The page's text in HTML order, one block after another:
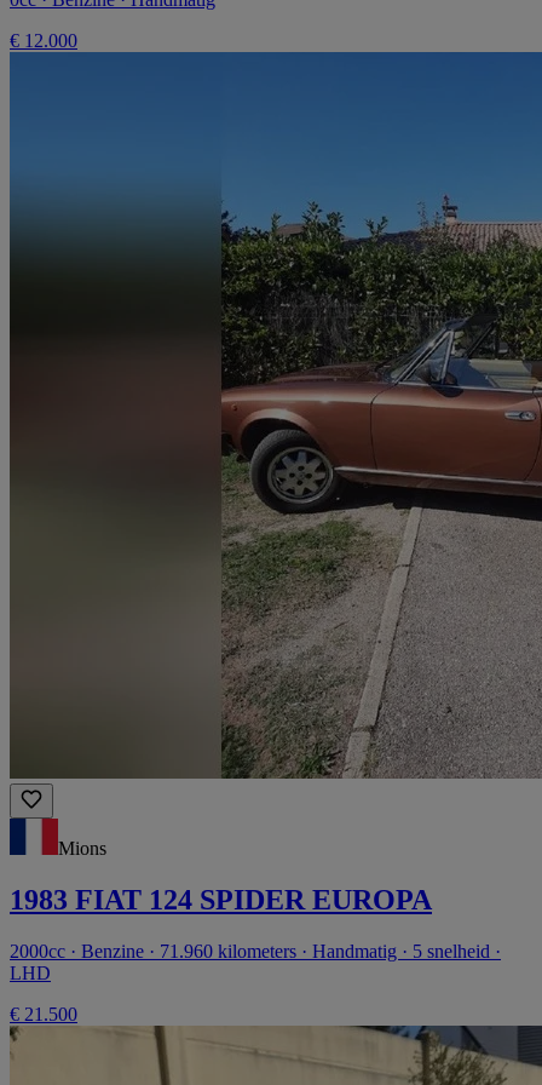
€ 12.000
Mions
1983 FIAT 124 SPIDER EUROPA
2000cc · Benzine · 71.960 kilometers · Handmatig · 5 snelheid ·
LHD
€ 21.500